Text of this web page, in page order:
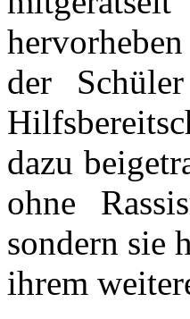
der
dazu
ohne
sondern sie
ihrem